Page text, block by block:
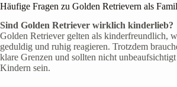
Häufige Fragen zu Golden Retrievern als
Sind Golden Retriever wirklich kinderlieb?
Golden Retriever gelten als kinderfreundlich,
geduldig und ruhig reagieren. Trotzdem
klare Grenzen und sollten nicht
Kindern sein.